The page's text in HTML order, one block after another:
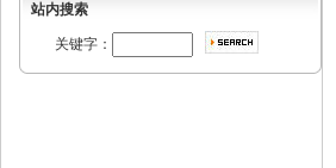
站内搜索
关键字：